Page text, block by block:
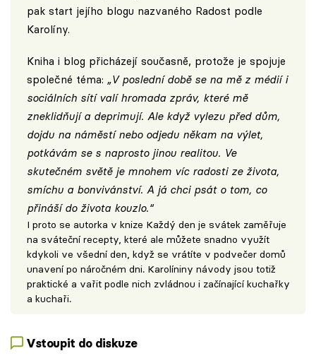
pak start jejího blogu nazvaného Radost podle
Karolíny.
Kniha i blog přicházejí současně, protože je spojuje
společné téma: „V poslední době se na mě z médií i
sociálních sítí valí hromada zpráv, které mě
zneklidňují a deprimují. Ale když vylezu před dům,
dojdu na náměstí nebo odjedu někam na výlet,
potkávám se s naprosto jinou realitou. Ve
skutečném světě je mnohem víc radosti ze života,
smíchu a bonvivánství. A já chci psát o tom, co
přináší do života kouzlo.“
I proto se autorka v knize Každý den je svátek zaměřuje
na sváteční recepty, které ale můžete snadno využít
kdykoli ve všední den, když se vrátíte v podvečer domů
unavení po náročném dni. Karolíniny návody jsou totiž
praktické a vařit podle nich zvládnou i začínající kuchařky
a kuchaři.
Vstoupit do diskuze